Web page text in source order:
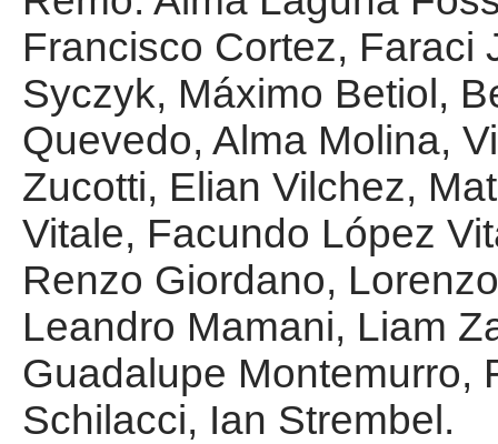
Francisco Cortez, Faraci
Syczyk, Máximo Betiol,
Quevedo, Alma Molina,
Zucotti, Elian Vilchez,
Vitale, Facundo López
Renzo Giordano,
Leandro Mamani, Liam
Guadalupe Montemurro,
Schilacci, Ian Strembel.